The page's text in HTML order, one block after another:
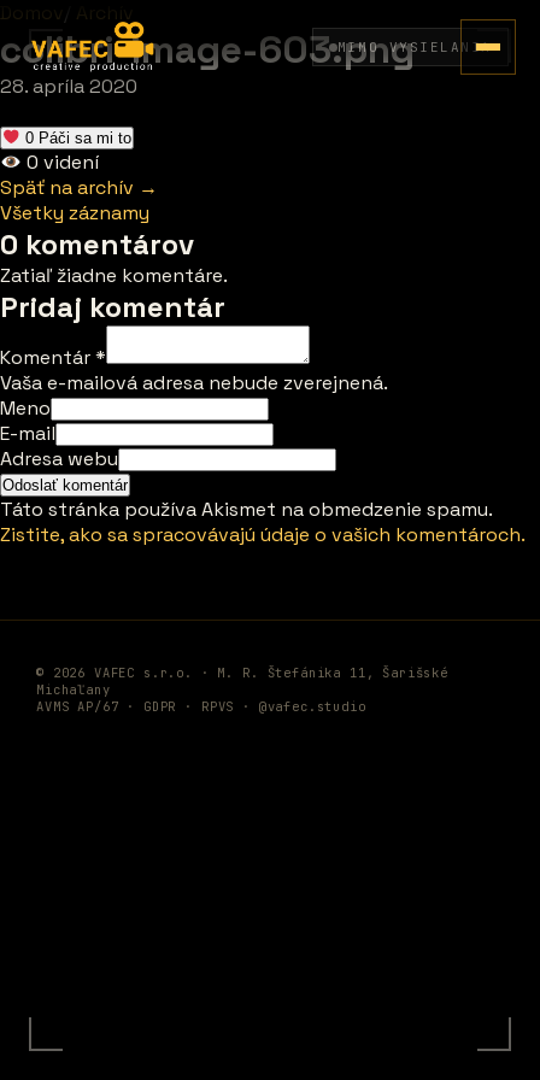
MIMO VYSIELANIA
Domov Archív
colibri-image-603.png
28. apríla 2020
0 Páči sa mi to
0 videní
Späť na archív →
Všetky záznamy
0 komentárov
Zatiaľ žiadne komentáre.
Pridaj komentár
Komentár*
Vaša e-mailová adresa nebude zverejnená.
Meno
E-mail
Adresa webu
Táto stránka používa Akismet na obmedzenie spamu.
Zistite, ako sa spracovávajú údaje o vašich komentároch.
© 2026 VAFEC s.r.o. · M. R. Štefánika 11, Šarišské
Michaľany
AVMS AP/67 · GDPR · RPVS · @vafec.studio